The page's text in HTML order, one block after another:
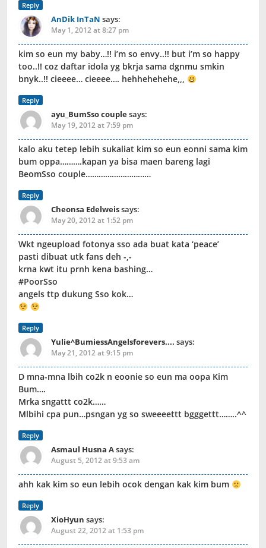
Reply
AnDik InTaN says:
May 1, 2012 at 8:27 pm
kim so eun my baby…!! i’m so envy..!! but i’m so happy
too..!! coz daftar idola yg bkrja sama dgnmu smkin
bnyk..!! cieeee… cieeee…. hehhehehehe,,,
Reply
ayu_BumSso couplesays:
May 19, 2012 at 7:59 pm
kalo aku tetep lebih sukaliat kim so eun eonni sama kim
bum oppa……….kapan ya bisa maen bareng lagi
BeomSso couple…………………………
Reply
Cheonsa Edelweissays:
May 20, 2012 at 1:52 pm
Wkt ngeupload fotonya sso ada buat kata ‘peace’
pasti dibuat utk fans deh -,-
krna kwt itu prnh kena bashing…
#PoorSso
angels ttp dukung Sso kok…
Reply
Yulie^BumiessAngelsforevers.... says:
May 21, 2012 at 9:15 pm
D mna-mna lbih co2k n eoonie so eun ma oopa Kim
Bum….
Mrka sngattt co2k……
Mlbihi cpa pun…psngan yg so sweeeettt bgggettt……..^^
Reply
Asmaul Husna Asays:
August 5, 2012 at 9:53 am
ahh kak kim so eun lebih ocok dengan kak kim bum
Reply
XioHyun says:
August 22, 2012 at 1:53 pm